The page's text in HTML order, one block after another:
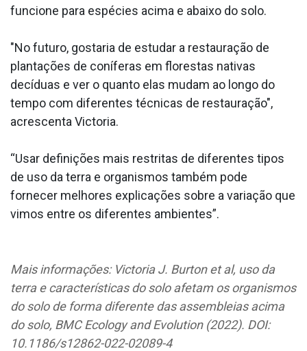
funcione para espécies acima e abaixo do solo.
"No futuro, gostaria de estudar a restauração de
plantações de coníferas em florestas nativas
decíduas e ver o quanto elas mudam ao longo do
tempo com diferentes técnicas de restauração",
acrescenta Victoria.
“Usar definições mais restritas de diferentes tipos
de uso da terra e organismos também pode
fornecer melhores explicações sobre a variação que
vimos entre os diferentes ambientes”.
Mais informações: Victoria J. Burton et al, uso da
terra e características do solo afetam os organismos
do solo de forma diferente das assembleias acima
do solo, BMC Ecology and Evolution (2022). DOI:
10.1186/s12862-022-02089-4